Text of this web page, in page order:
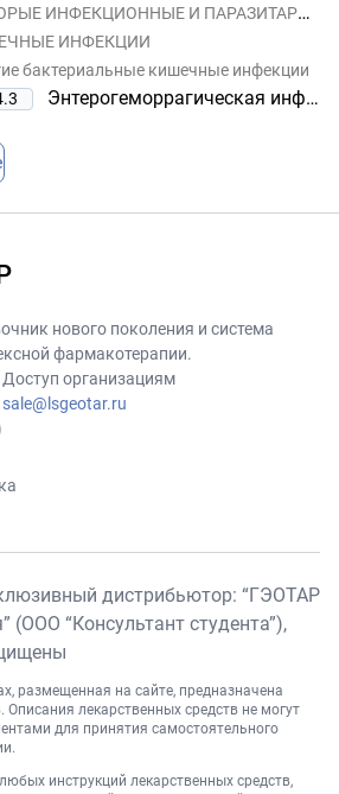
ИНФЕКЦИОННЫЕ И ПАРАЗИТАРНЫЕ БОЛЕЗНИ
ИНФЕКЦИИ
бактериальные кишечные инфекции
Энтерогеморрагическая инфекция, вызванная Escherichia coli
нового поколения и система
фармакотерапии.
Доступ организациям
sale@lsgeotar.ru
дистрибьютор: “ГЭОТАР
“Консультант студента”),
размещенная на сайте, предназначена
Описания лекарственных средств не могут
для принятия самостоятельного
инструкций лекарственных средств,